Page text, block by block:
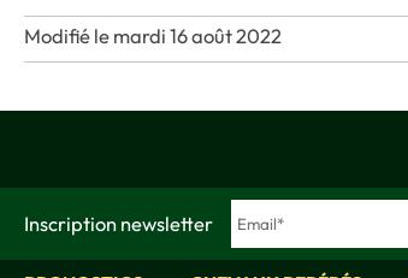
Modifié le mardi 16 août 2022
Inscription newsletter